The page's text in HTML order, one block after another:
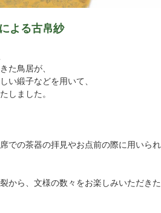
よる古帛紗
た鳥居が、
い緞子などを用いて、
しました。
での茶器の拝見やお点前の際に用いられ
から、文様の数々をお楽しみいただきた